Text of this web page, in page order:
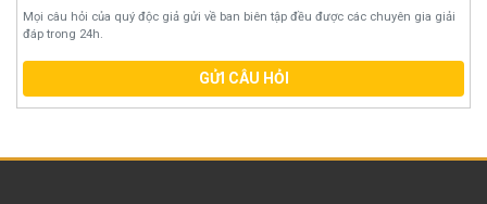
Mọi câu hỏi của quý độc giả gửi về ban biên tập đều được các chuyên gia giải
đáp trong 24h.
GỬI CÂU HỎI